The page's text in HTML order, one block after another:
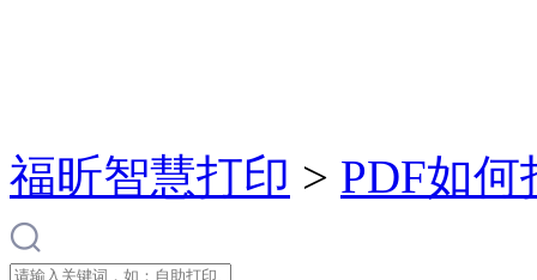
福昕智慧打印 > PDF如何